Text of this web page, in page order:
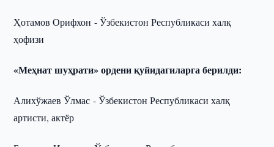
Ҳотамов Орифхон - Ўзбекистон Республикаси халқ
ҳофизи
«Меҳнат шуҳрати» ордени қуйидагиларга берилди:
Алихўжаев Ўлмас - Ўзбекистон Республикаси халқ
артисти, актёр